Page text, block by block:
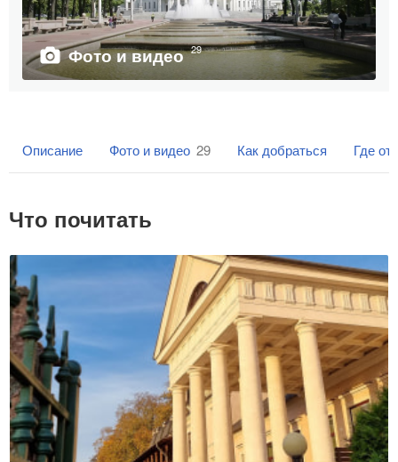
Фото и видео 29
Описание Фото и видео 29 Как добраться Где
Что почитать